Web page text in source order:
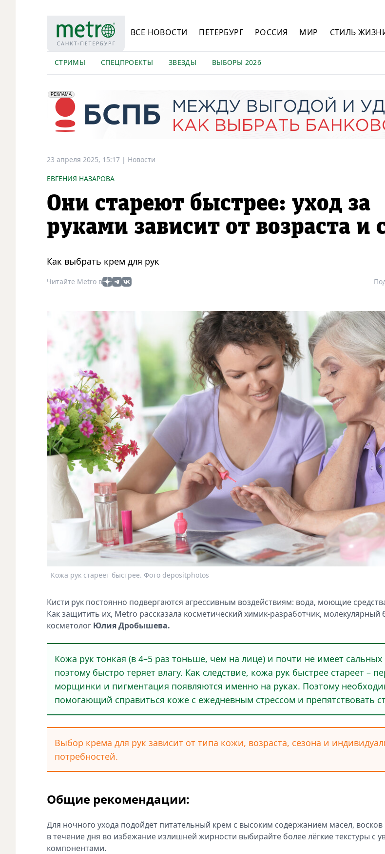
ВСЕ НОВОСТИ ПЕТЕРБУРГ РОССИЯ МИР СТИЛЬ
СТРИМЫ СПЕЦПРОЕКТЫ ЗВЕЗДЫ ВЫБОРЫ 2026
erid: 2VfnxyFybV5
РЕКЛАМА
ПАО "Банк "Санкт-Петербург", ИНН: 7831000027
23 апреля 2025, 15:17 | Новости
ЕВГЕНИЯ НАЗАРОВА
Они стареют быстрее: уход за
руками зависит от возраста и
Как выбрать крем для рук
Читайте Metro в
Кожа рук стареет быстрее. Фото depositphotos
Кисти рук постоянно подвергаются агрессивным воздействиям: вода, моющие
Как защитить их, Metro рассказала косметический химик-разработчик, молекулярный
косметолог Юлия Дробышева.
Кожа рук тонкая (в 4–5 раз тоньше, чем на лице) и почти не имеет сальных
поэтому быстро теряет влагу. Как следствие, кожа рук быстрее стареет –
морщинки и пигментация появляются именно на руках. Поэтому
помогающий справиться коже с ежедневным стрессом и препятствовать
Выбор крема для рук зависит от типа кожи, возраста, сезона и
потребностей.
Общие рекомендации:
Для ночного ухода подойдёт питательный крем с высоким содержанием масел,
в течение дня во избежание излишней жирности выбирайте более лёгкие текстуры с
компонентами.